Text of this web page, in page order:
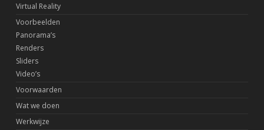
Virtual Reality
Voorbeelden
Panorama’s
Renders
Sliders
Video’s
Voorwaarden
Wat we doen
Werkwijze